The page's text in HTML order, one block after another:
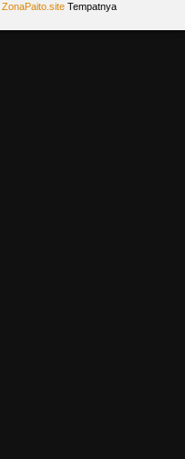
ZonaPaito.siteTempatnya